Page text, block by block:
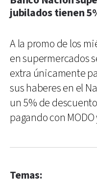
jubilados tienen
A la promo de los
en supermercados
extra únicamente
sus haberes en el
un 5% de
pagando con
Temas: